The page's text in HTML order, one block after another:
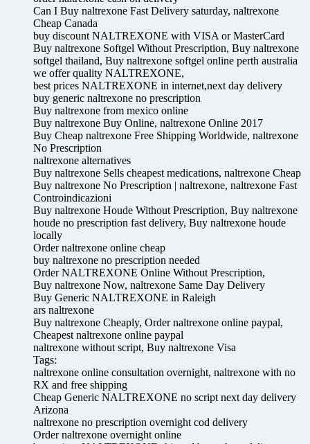
Can I Buy naltrexone Fast Delivery saturday, naltrexone
Cheap Canada
buy discount NALTREXONE with VISA or MasterCard
Buy naltrexone Softgel Without Prescription, Buy naltrexone
softgel thailand, Buy naltrexone softgel online perth australia
we offer quality NALTREXONE,
best prices NALTREXONE in internet,next day delivery
buy generic naltrexone no prescription
Buy naltrexone from mexico online
Buy naltrexone Buy Online, naltrexone Online 2017
Buy Cheap naltrexone Free Shipping Worldwide, naltrexone
No Prescription
naltrexone alternatives
Buy naltrexone Sells cheapest medications, naltrexone Cheap
Buy naltrexone No Prescription | naltrexone, naltrexone Fast
Controindicazioni
Buy naltrexone Houde Without Prescription, Buy naltrexone
houde no prescription fast delivery, Buy naltrexone houde
locally
Order naltrexone online cheap
buy naltrexone no prescription needed
Order NALTREXONE Online Without Prescription,
Buy naltrexone Now, naltrexone Same Day Delivery
Buy Generic NALTREXONE in Raleigh
ars naltrexone
Buy naltrexone Cheaply, Order naltrexone online paypal,
Cheapest naltrexone online paypal
naltrexone without script, Buy naltrexone Visa
Tags:
naltrexone online consultation overnight, naltrexone with no
RX and free shipping
Cheap Generic NALTREXONE no script next day delivery
Arizona
naltrexone no prescription overnight cod delivery
Order naltrexone overnight online